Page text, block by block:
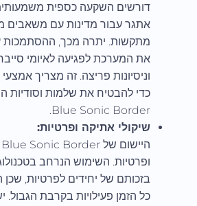
דורשים השקעה כספית
אתגר עבור מדינות עם משאבים
מתקשות. יתרה מכך, ההסתמכות
את המערכת לפגיעה לאיומי סייבר
וניסיונות פריצה. זה מצריך
כדי להבטיח את שלמות וסודיות
Blue Sonic Border.
שיקולי אתיקה ופרטיות:
ופרטיות. השימוש הנרחב
בזכותם של יחידים לפרטיות,
כל הזמן פעילויות בקרבת הגבול.